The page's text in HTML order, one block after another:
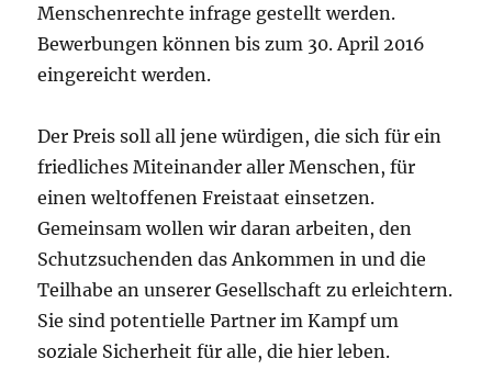
Menschenrechte infrage gestellt werden.
Bewerbungen können bis zum 30. April 2016
eingereicht werden.
Der Preis soll all jene würdigen, die sich für ein
friedliches Miteinander aller Menschen, für
einen weltoffenen Freistaat einsetzen.
Gemeinsam wollen wir daran arbeiten, den
Schutzsuchenden das Ankommen in und die
Teilhabe an unserer Gesellschaft zu erleichtern.
Sie sind potentielle Partner im Kampf um
soziale Sicherheit für alle, die hier leben.